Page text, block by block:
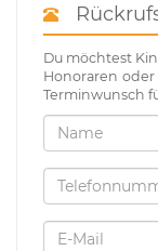
Du möchtest
Honoraren
Terminwunsch